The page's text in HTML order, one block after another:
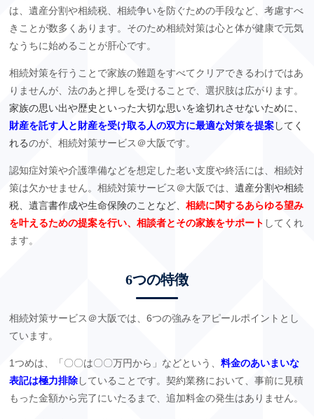
は、遺産分割や相続税、相続争いを防ぐための手段など、考慮すべ
きことが数多くあります。そのため相続対策は心と体が健康で元気
なうちに始めることが肝心です。
相続対策を行うことで家族の難題をすべてクリアできるわけではあ
りませんが、法のあと押しを受けることで、選択肢は広がります。
家族の思い出や歴史といった大切な思いを途切れさせないために、
財産を託す人と財産を受け取る人の双方に最適な対策を提案してく
れるのが、相続対策サービス＠大阪です。
認知症対策や介護準備などを想定した老い支度や終活には、相続対
策は欠かせません。相続対策サービス＠大阪では、遺産分割や相続
税、遺言書作成や生命保険のことなど、相続に関するあらゆる望み
を叶えるための提案を行い、相談者とその家族をサポート してくれ
ます。
6つの特徴
相続対策サービス＠大阪では、6つの強みをアピールポイントとし
ています。
1つめは、「〇〇は〇〇万円から」などという、料金のあいまいな
表記は極力排除していることです。契約業務において、事前に見積
もった金額から完了にいたるまで、追加料金の発生はありません。